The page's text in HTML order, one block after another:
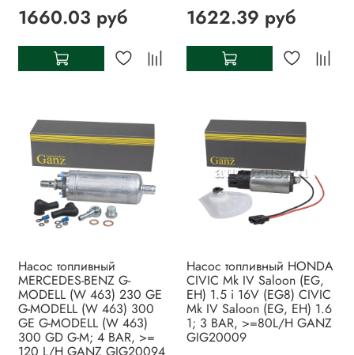
1660.03 руб 1622.39 руб
Насос топливный
MERCEDES-BENZ G-
MODELL (W 463) 230 GE
G-MODELL (W 463) 300
GE G-MODELL (W 463)
300 GD G-M; 4 BAR, >=
Насос топливный HONDA
CIVIC Mk IV Saloon (EG,
EH) 1.5 i 16V (EG8) CIVIC
Mk IV Saloon (EG, EH) 1.6
1; 3 BAR, >=80L/H GANZ
GIG20009